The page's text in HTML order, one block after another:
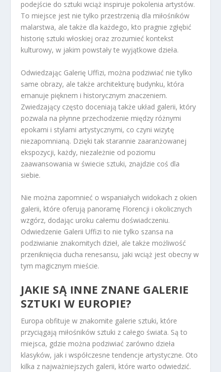
podejście do sztuki wciąż inspiruje pokolenia artystów.
To miejsce jest nie tylko przestrzenią dla miłośników
malarstwa, ale także dla każdego, kto pragnie zgłębić
historię sztuki włoskiej oraz zrozumieć kontekst
kulturowy, w jakim powstały te wyjątkowe dzieła.
Odwiedzając Galerię Uffizi, można podziwiać nie tylko
same obrazy, ale także architekturę budynku, która
emanuje pięknem i historycznym znaczeniem.
Zwiedzający często doceniają także układ galerii, który
pozwala na płynne przechodzenie między różnymi
epokami i stylami artystycznymi, co czyni wizytę
niezapomnianą. Dzięki tak starannie zaaranżowanej
ekspozycji, każdy, niezależnie od poziomu
zaawansowania w świecie sztuki, znajdzie coś dla
siebie.
Nie można zapomnieć o wspaniałych widokach z okien
galerii, które oferują panoramę Florencji i okolicznych
wzgórz, dodając uroku całemu doświadczeniu.
Odwiedzenie Galerii Uffizi to nie tylko szansa na
podziwianie znakomitych dzieł, ale także możliwość
przeniknięcia ducha renesansu, jaki wciąż jest obecny w
tym magicznym mieście.
JAKIE SĄ INNE ZNANE GALERIE
SZTUKI W EUROPIE?
Europa obfituje w znakomite galerie sztuki, które
przyciągają miłośników sztuki z całego świata. Są to
miejsca, gdzie można podziwiać zarówno dzieła
klasyków, jak i współczesne tendencje artystyczne. Oto
kilka z najważniejszych galerii, które warto odwiedzić.